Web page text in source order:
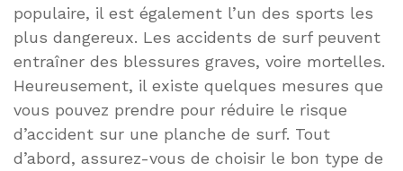
populaire, il est également l’un des sports les
plus dangereux. Les accidents de surf peuvent
entraîner des blessures graves, voire mortelles.
Heureusement, il existe quelques mesures que
vous pouvez prendre pour réduire le risque
d’accident sur une planche de surf. Tout
d’abord, assurez-vous de choisir le bon type de